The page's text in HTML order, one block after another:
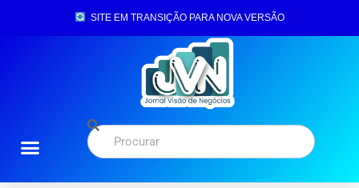
SITE EM TRANSIÇÃO PARA NOVA VERSÃO